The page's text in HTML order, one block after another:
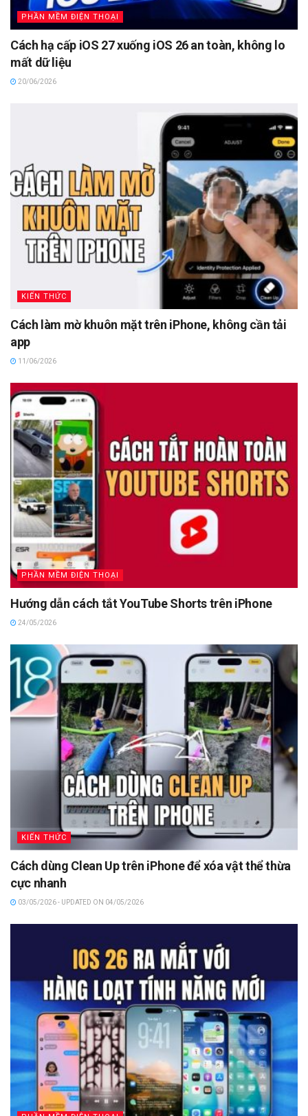
PHẦN MỀM ĐIỆN THOẠI
Cách hạ cấp iOS 27 xuống iOS 26 an toàn, không lo
mất dữ liệu
20/06/2026
KIẾN THỨC
Cách làm mờ khuôn mặt trên iPhone, không cần tải
app
11/06/2026
PHẦN MỀM ĐIỆN THOẠI
Hướng dẫn cách tắt YouTube Shorts trên iPhone
24/05/2026
KIẾN THỨC
Cách dùng Clean Up trên iPhone để xóa vật thể thừa
cực nhanh
03/05/2026 - UPDATED ON 04/05/2026